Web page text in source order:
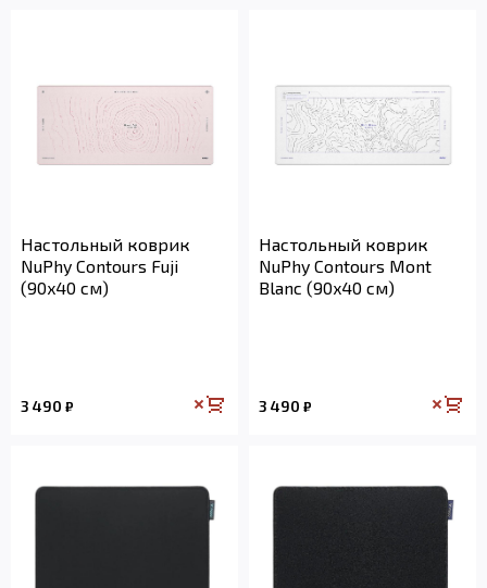
Настольный коврик
NuPhy Contours Fuji
(90x40 см)
3 490 ₽
Настольный коврик
NuPhy Contours Mont
Blanc (90x40 см)
3 490 ₽